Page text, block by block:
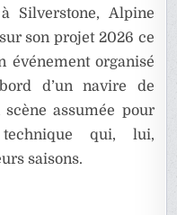
Silverstone, Alpine
son projet 2026 ce
événement organisé
d’un navire de
assumée pour
qui, lui,
saisons.